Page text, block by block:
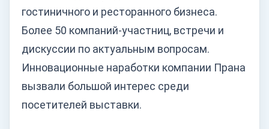
гостиничного и ресторанного бизнеса.
Более 50 компаний-участниц, встречи и
дискуссии по актуальным вопросам.
Инновационные наработки компании Прана
вызвали большой интерес среди
посетителей выставки.